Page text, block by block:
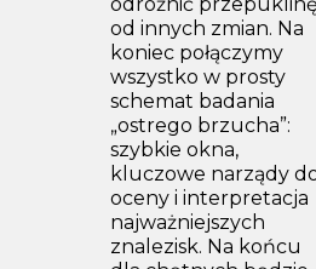
od innych zmian. Na
koniec połączymy
wszystko w prosty
schemat badania
„ostrego brzucha”:
szybkie okna,
kluczowe narządy
oceny i interpretacja
najważniejszych
znalezisk. Na końcu